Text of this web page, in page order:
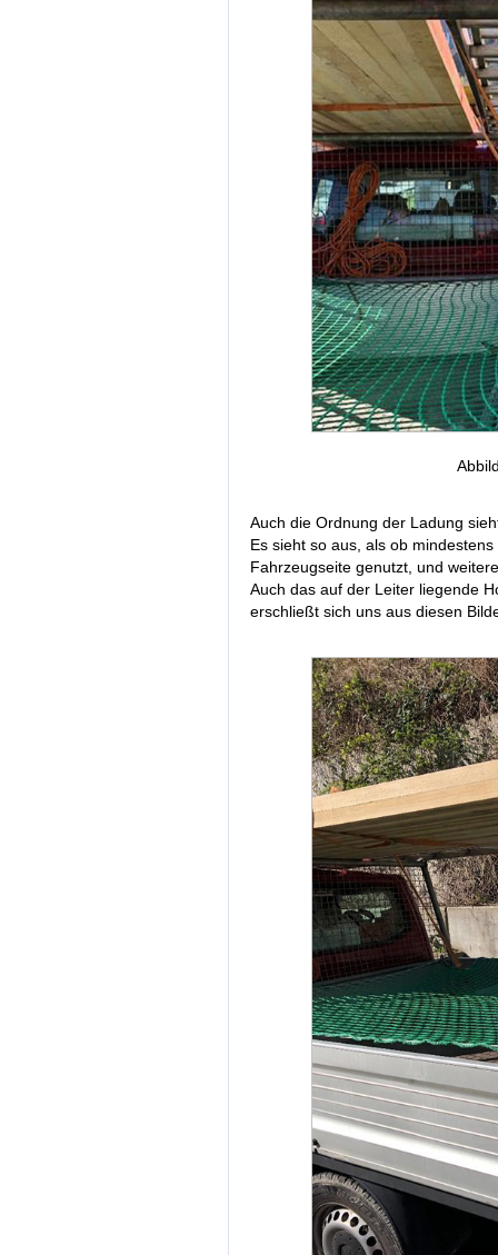
Auch die Ordnung der Ladung
Es sieht so aus, als ob
Fahrzeugseite genutzt, und
Auch das auf der Leiter liegende
erschließt sich uns aus diesen